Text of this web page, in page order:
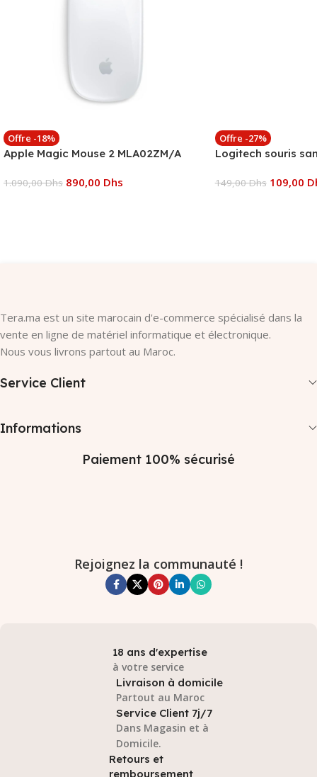
Offre -18%
Apple Magic Mouse 2 MLA02ZM/A
1.090,00Dhs 890,00 Dhs
Offre -27%
Logitech souris
149,00Dhs 109,00
Tera.ma est un site marocain d'e-commerce spécialisé dans la
vente en ligne de matériel informatique et électronique.
Nous vous livrons partout au Maroc.
Service Client
Informations
Paiement 100% sécurisé
Rejoignez la communauté !
18 ans d'expertise
à votre service
Livraison à domicile
Partout au Maroc
Service Client 7j/7
Dans Magasin et à
Domicile.
Retours et
remboursement